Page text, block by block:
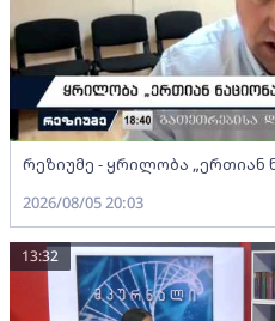
რეზიუმე - ყრილობა „ერთიან
2026/08/05 20:03
13:32